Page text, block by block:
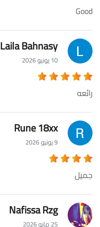
Good
Laila Bahnasy
10 يونيو 2026
رائعه
Rune 18xx
9 يونيو 2026
جميل
Nafissa Rzg
25 مايو 2026